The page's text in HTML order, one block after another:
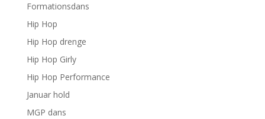
Formationsdans
Hip Hop
Hip Hop drenge
Hip Hop Girly
Hip Hop Performance
Januar hold
MGP dans